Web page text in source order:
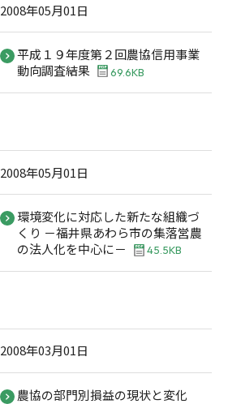
2008年05月01日
平成１９年度第２回農協信用事業
動向調査結果
69.6KB
2008年05月01日
環境変化に対応した新たな組織づ
くり －福井県あわら市の集落営農
の法人化を中心に－
45.5KB
2008年03月01日
農協の部門別損益の現状と変化